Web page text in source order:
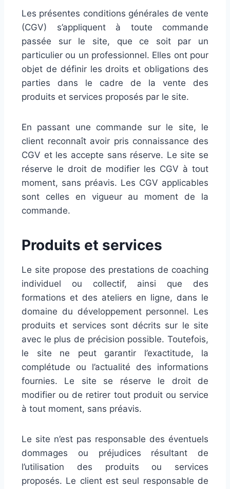
Les présentes conditions générales de vente
(CGV) s’appliquent à toute commande
passée sur le site, que ce soit par un
particulier ou un professionnel. Elles ont pour
objet de définir les droits et obligations des
parties dans le cadre de la vente des
produits et services proposés par le site.
En passant une commande sur le site, le
client reconnaît avoir pris connaissance des
CGV et les accepte sans réserve. Le site se
réserve le droit de modifier les CGV à tout
moment, sans préavis. Les CGV applicables
sont celles en vigueur au moment de la
commande.
Produits et services
Le site propose des prestations de coaching
individuel ou collectif, ainsi que des
formations et des ateliers en ligne, dans le
domaine du développement personnel. Les
produits et services sont décrits sur le site
avec le plus de précision possible. Toutefois,
le site ne peut garantir l’exactitude, la
complétude ou l’actualité des informations
fournies. Le site se réserve le droit de
modifier ou de retirer tout produit ou service
à tout moment, sans préavis.
Le site n’est pas responsable des éventuels
dommages ou préjudices résultant de
l’utilisation des produits ou services
proposés. Le client est seul responsable de